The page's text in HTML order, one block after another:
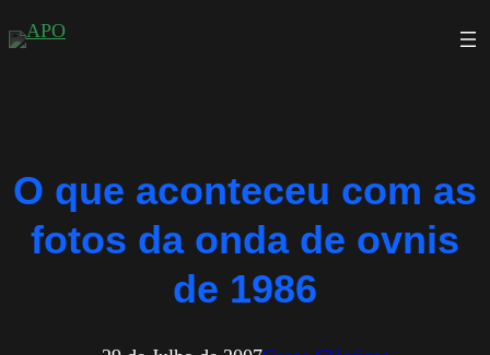
Saltar
O que aconteceu com as
fotos da onda de ovnis
de 1986